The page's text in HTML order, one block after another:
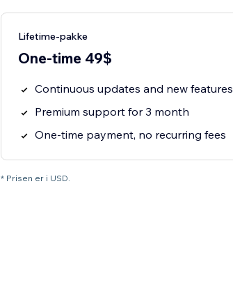
Lifetime-pakke
One-time 49$
Continuous updates and new features
Premium support for 3 month
One-time payment, no recurring fees
* Prisen er i USD.